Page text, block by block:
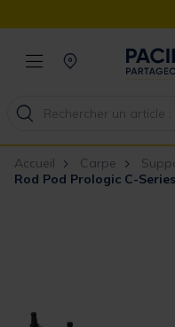
Accueil Carpe
Rod Pod Prologic C-